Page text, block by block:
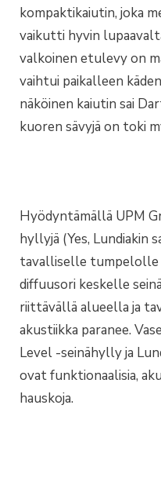
kompaktikaiutin, joka
vaikutti hyvin
valkoinen etulevy on
vaihtui paikalleen
näköinen kaiutin sai
kuoren sävyjä on toki
Hyödyntämällä UPM
hyllyjä (Yes, Lundiakin
tavalliselle tumpelolle
diffuusori keskelle
riittävällä alueella ja
akustiikka paranee.
Level -seinähylly ja
ovat funktionaalisia,
hauskoja.